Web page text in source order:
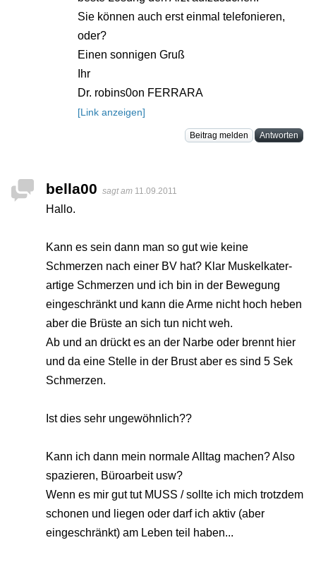
Sie können auch erst einmal telefonieren,
oder?
Einen sonnigen Gruß
Ihr
Dr. robins0on FERRARA
[Link anzeigen]
Beitrag melden Antworten
bella00 sagt am 11.09.2011
Hallo.
Kann es sein dann man so gut wie keine
Schmerzen nach einer BV hat? Klar Muskelkater-
artige Schmerzen und ich bin in der Bewegung
eingeschränkt und kann die Arme nicht hoch heben
aber die Brüste an sich tun nicht weh.
Ab und an drückt es an der Narbe oder brennt hier
und da eine Stelle in der Brust aber es sind 5 Sek
Schmerzen.
Ist dies sehr ungewöhnlich??
Kann ich dann mein normale Alltag machen? Also
spazieren, Büroarbeit usw?
Wenn es mir gut tut MUSS / sollte ich mich trotzdem
schonen und liegen oder darf ich aktiv (aber
eingeschränkt) am Leben teil haben...